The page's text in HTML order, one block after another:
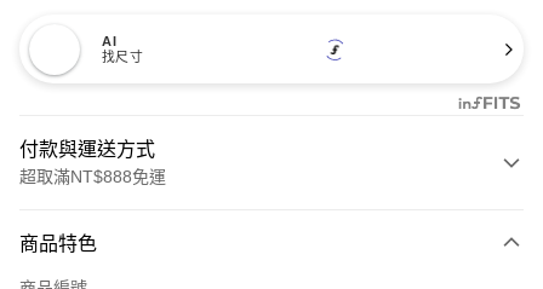
AI
找尺寸
付款與運送方式
超取滿NT$888免運
信用卡一次付款
商品特色